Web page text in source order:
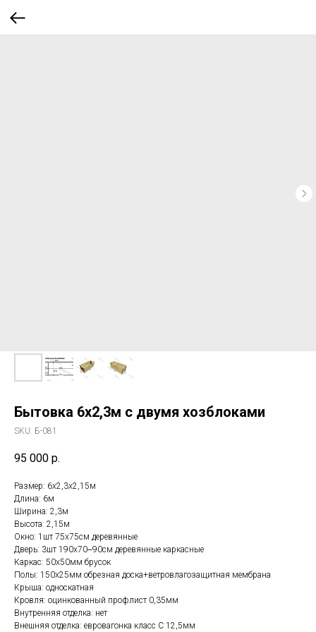
Бытовка 6х2,3м с двумя хозблоками
SKU: Б-081
95 000 р.
Размер: 6х2,3х2,15м
Длина: 6м
Ширина: 2,3м
Высота: 2,15м
Окно: 1шт 75х75см деревянные
Дверь: 3шт 190х70‒90см деревянные каркасные
Каркас: 50х50мм брусок
Полы: 150х25мм обрезная доска+ветровлагозащитная мембрана
Крыша: односкатная
Кровля: оцинкованный профлист 0,35мм
Внутренняя отделка: нет
Внешняя отделка: евровагонка класс С 12,5мм